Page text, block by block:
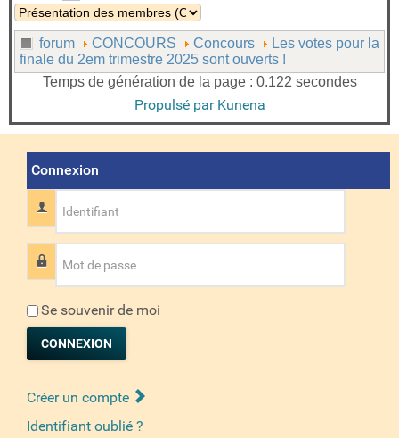
forum CONCOURS Concours
Les votes pour la
finale du 2em trimestre 2025 sont ouverts !
Temps de génération de la page : 0.122 secondes
Propulsé par Kunena
Connexion
Identifiant
Mot de passe
Se souvenir de moi
CONNEXION
Créer un compte
Identifiant oublié ?